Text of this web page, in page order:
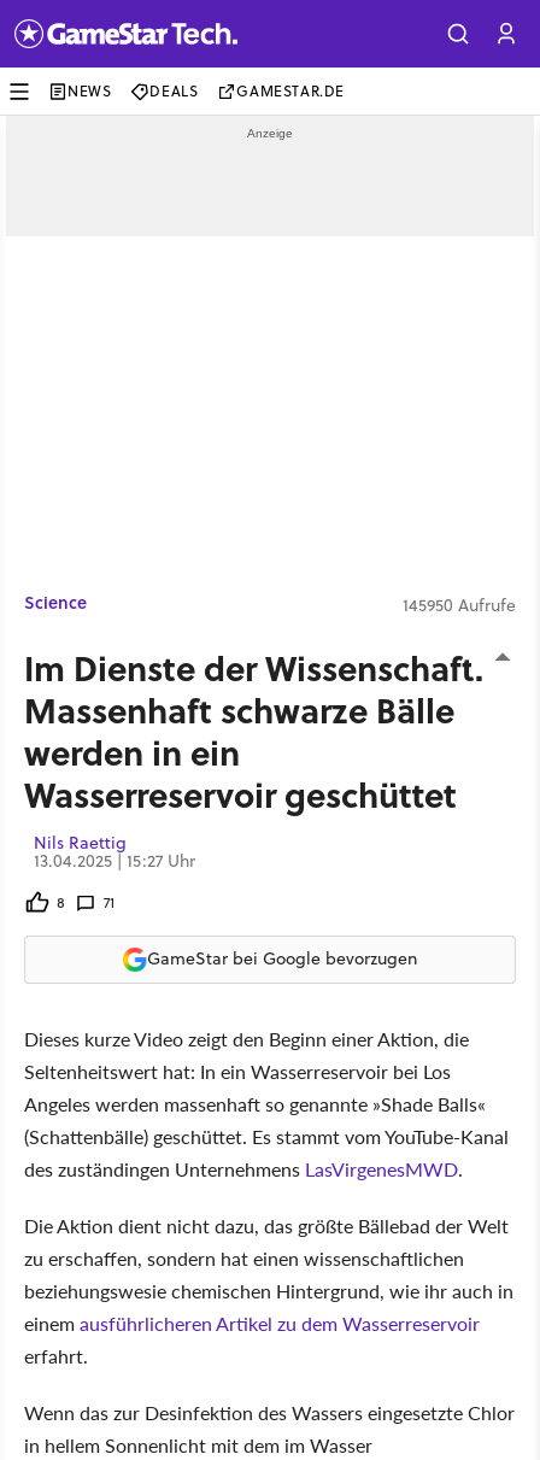
NEWS DEALS GAMESTAR.DE
Science 145950 Aufrufe
Im Dienste der Wissenschaft:
Massenhaft schwarze Bälle
werden in ein
Wasserreservoir geschüttet
Nils Raettig
13.04.2025 | 15:27 Uhr
8 71
GameStar bei Google bevorzugen
Dieses kurze Video zeigt den Beginn einer Aktion, die
Seltenheitswert hat: In ein Wasserreservoir bei Los
Angeles werden massenhaft so genannte »Shade Balls«
(Schattenbälle) geschüttet. Es stammt vom YouTube-Kanal
des zuständingen Unternehmens LasVirgenesMWD.
Die Aktion dient nicht dazu, das größte Bällebad der Welt
zu erschaffen, sondern hat einen wissenschaftlichen
beziehungswesie chemischen Hintergrund, wie ihr auch in
einemausführlicheren Artikel zu dem Wasserreservoir
erfahrt.
Wenn das zur Desinfektion des Wassers eingesetzte Chlor
in hellem Sonnenlicht mit dem im Wasser